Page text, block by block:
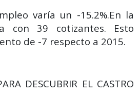
varía un -15.2%.En la
con 39 cotizantes. Esto
de -7 respecto a 2015.
DESCUBRIR EL CASTRO